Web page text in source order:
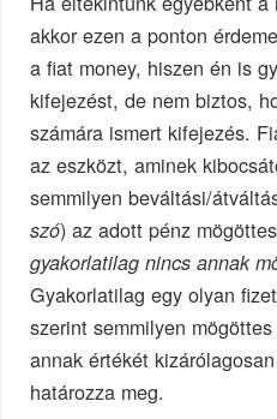
akkor ezen a ponton
a fiat money, hiszen én is
kifejezést, de nem biztos,
számára ismert kifejezés.
az eszközt, aminek
semmilyen beváltási/
szó) az adott pénz
gyakorlatilag nincs annak
Gyakorlatilag egy olyan
szerint semmilyen
annak értékét
határozza meg.